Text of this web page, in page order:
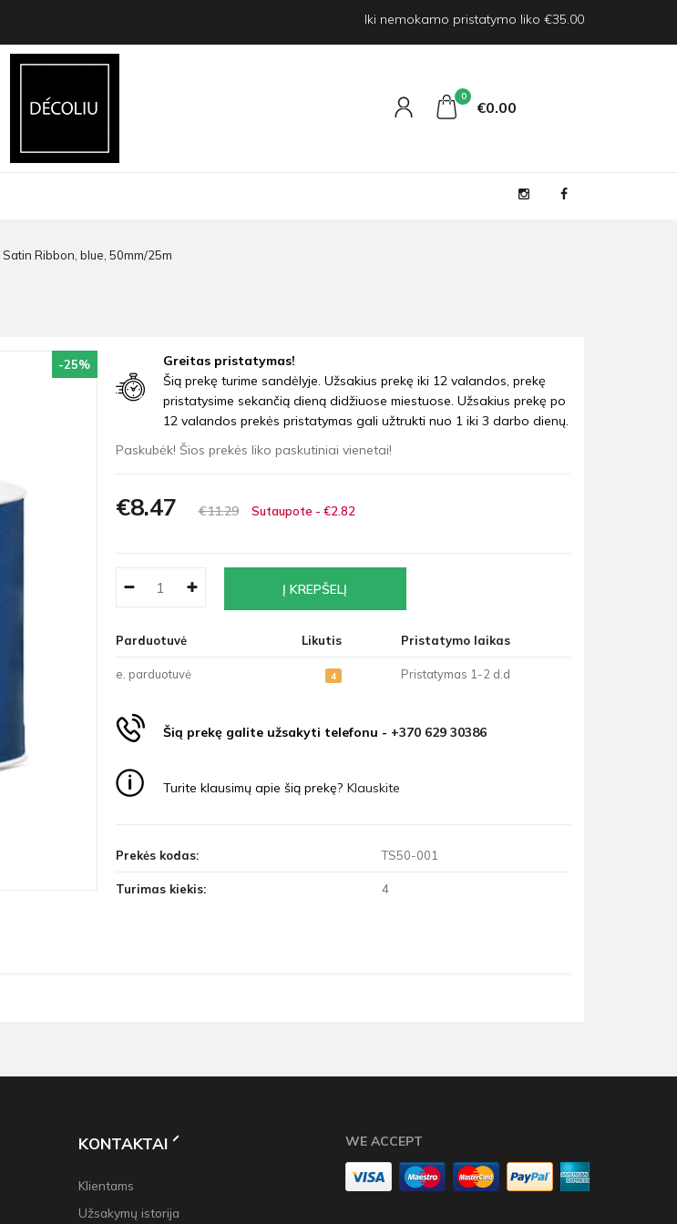
Iki nemokamo pristatymo liko €35.00
0
€0 00
Satin Ribbon, blue, 50mm/25m
-25%
Greitas pristatymas!
Šią prekę turime sandėlyje. Užsakius prekę iki 12 valandos, prekę
pristatysime sekančią dieną didžiuose miestuose. Užsakius prekę po
12 valandos prekės pristatymas gali užtrukti nuo 1 iki 3 darbo dienų.
Paskubėk! Šios prekės liko paskutiniai vienetai!
€8 47 €1129 Sutaupote - €2 82
Parduotuvė Likutis Pristatymo laikas
e. parduotuvė 4 Pristatymas 1-2 d.d
Šią prekę galite užsakyti telefonu - +370 629 30386
Turite klausimų apie šią prekę? Klauskite
Prekės kodas: TS50-001
Turimas kiekis: 4
KONTAKTAI
Klientams
Užsakymų istorija
WE ACCEPT